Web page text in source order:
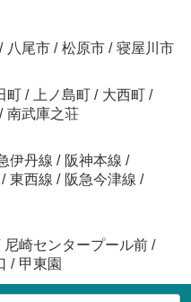
/ 八尾市 / 松原市 / 寝屋川市
町 / 上ノ島町 / 大西町 /
/ 南武庫之荘
伊丹線 / 阪神本線 /
/ 東西線 / 阪急今津線 /
尼崎センタープール前 /
/ 甲東園